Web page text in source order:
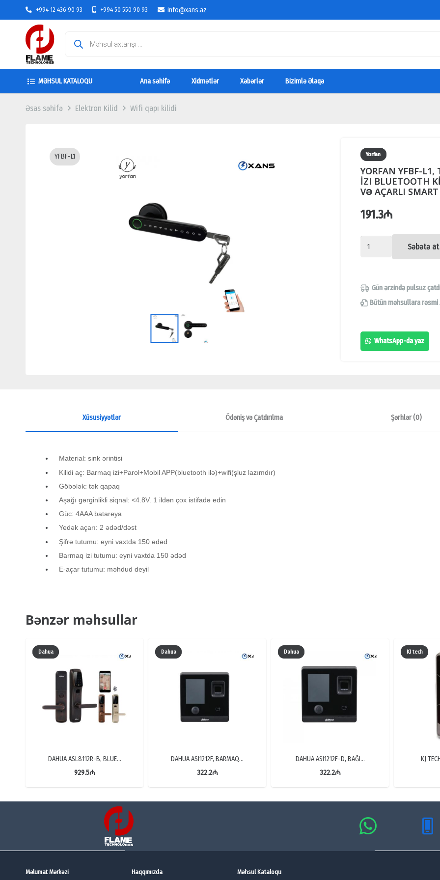
+994 12 436 90 93 +994 50 550 90 93 info@xans.az
search
MƏHSUL KATALOQU Ana səhifə Xidmətlər Xəbərlər Bizimlə Əlaqə
Əsas səhifə Elektron Kilid Wifi qapı kilidi
YFBF-L1 Yorfan
YORFAN YFBF-
İZI BLUETOOTH
VƏ AÇARLI
191.3₼
YORFAN
TƏK
MANDALLI
BARMAQ
İZI
Səbətə at
Gün ərzində pulsuz
Bütün məhsullara
WhatsApp-da yaz
Xüsusiyyətlər Ödəniş və Çatdırılma Şərhlər (0)
Material: sink ərintisi
Kilidi aç: Barmaq izi+Parol+Mobil APP(bluetooth ilə)+wifi(şluz lazımdır)
Göbələk: tək qapaq
Aşağı gərginlikli siqnal: <4.8V. 1 ildən çox istifadə edin
Güc: 4AAA batareya
Yedək açarı: 2 ədəd/dəst
Şifrə tutumu: eyni vaxtda 150 ədəd
Barmaq izi tutumu: eyni vaxtda 150 ədəd
E-açar tutumu: məhdud deyil
Bənzər məhsullar
Dahua
DAHUA ASL8112R-B, BLUE…
929.5₼
Dahua
DAHUA ASI1212F, BARMAQ…
322.2₼
Dahua
DAHUA ASI1212F-D, BAĞI…
322.2₼
KJ tech
KJ
Məlumat Mərkəzi Haqqımızda Məhsul Kataloqu